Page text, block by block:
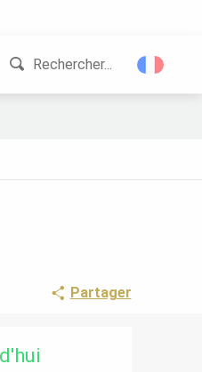
Rechercher...
Partager
ET